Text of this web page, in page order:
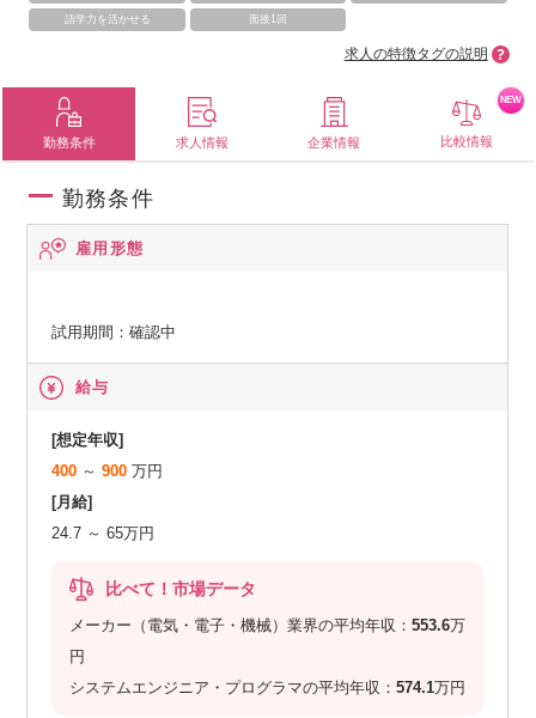
語学力を活かせる 面接1回
求人の特徴タグの説明
勤務条件 求人情報 企業情報 比較情報
NEW
勤務条件
雇用形態
試用期間：確認中
給与
[想定年収]
400 ～900 万円
[月給]
24.7 ～ 65万円
比べて！市場データ
メーカー（電気・電子・機械）業界の平均年収：553.6万
円
システムエンジニア・プログラマの平均年収：574.1万円